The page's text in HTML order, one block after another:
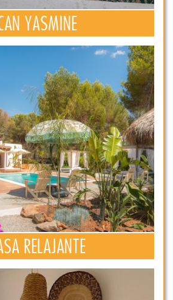
YASMINE
RELAJANTE